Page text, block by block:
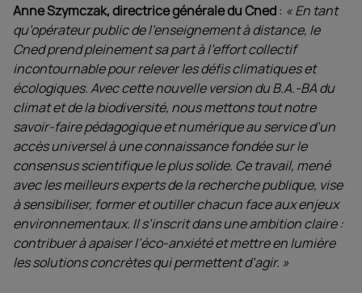
Anne Szymczak, directrice générale du Cned: «En tant
qu’opérateur public de l’enseignement à distance, le
Cned prend pleinement sa part à l’effort collectif
incontournable pour relever les défis climatiques et
écologiques. Avec cette nouvelle version du B.A.-BA du
climat et de la biodiversité, nous mettons tout notre
savoir-faire pédagogique et numérique au service d’un
accès universel à une connaissance fondée sur le
consensus scientifique le plus solide. Ce travail, mené
avec les meilleurs experts de la recherche publique, vise
à sensibiliser, former et outiller chacun face aux enjeux
environnementaux. Il s’inscrit dans une ambition claire :
contribuer à apaiser l’éco-anxiété et mettre en lumière
les solutions concrètes qui permettent d’agir. »